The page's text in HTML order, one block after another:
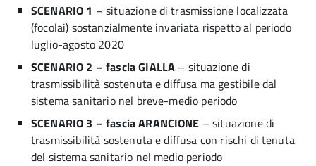
SCENARIO 1 – situazione di trasmissione localizzata
(focolai) sostanzialmente invariata rispetto al periodo
luglio-agosto 2020
SCENARIO 2 – fascia GIALLA – situazione di
trasmissibilità sostenuta e diffusa ma gestibile dal
sistema sanitario nel breve-medio periodo
SCENARIO 3 – fascia ARANCIONE – situazione di
trasmissibilità sostenuta e diffusa con rischi di tenuta
del sistema sanitario nel medio periodo